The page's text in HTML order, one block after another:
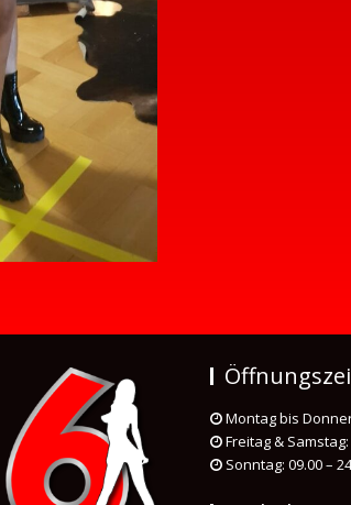
Montag bis
Freitag &
Sonntag: 09.00 –